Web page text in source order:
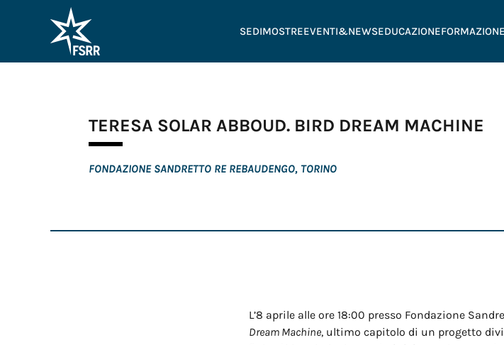
SEDIMOSTREEVENTI&NEWSEDUCAZIONEFORMAZIONE
TERESA SOLAR ABBOUD. BIRD DREAM MACHINE
FONDAZIONE SANDRETTO RE REBAUDENGO, TORINO
L’8 aprile alle ore 18:00 presso Fondazione
Dream Machine, ultimo capitolo di un progetto